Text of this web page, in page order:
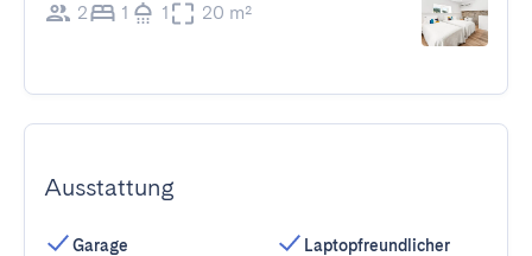
2 1 1 20 m²
Ausstattung
Garage
Laptopfreundlicher